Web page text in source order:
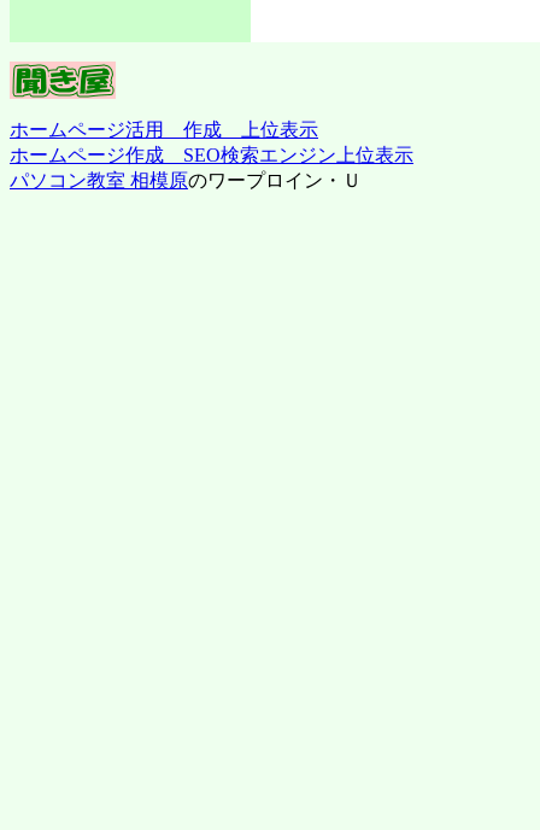
ホームページ活用 作成 上位表示
ホームページ作成 SEO検索エンジン上位表示
パソコン教室 相模原のワープロイン・Ｕ